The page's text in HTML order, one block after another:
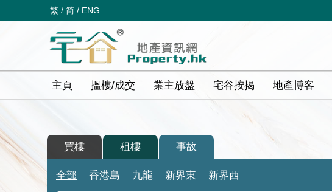
繁 / 简 / ENG
主頁 搵樓/成交 業主放盤 宅谷按揭 地產博客
買樓 租樓 事故
全部 香港島 九龍 新界東 新界西